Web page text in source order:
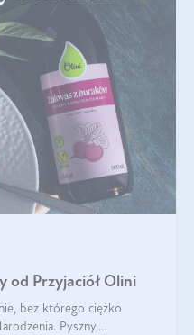
od Przyjaciół Olini
bez którego ciężko
Pyszny,